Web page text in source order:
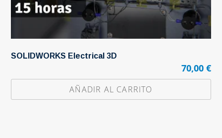
SOLIDWORKS Electrical 3D
70,00 €
AÑADIR AL CARRITO